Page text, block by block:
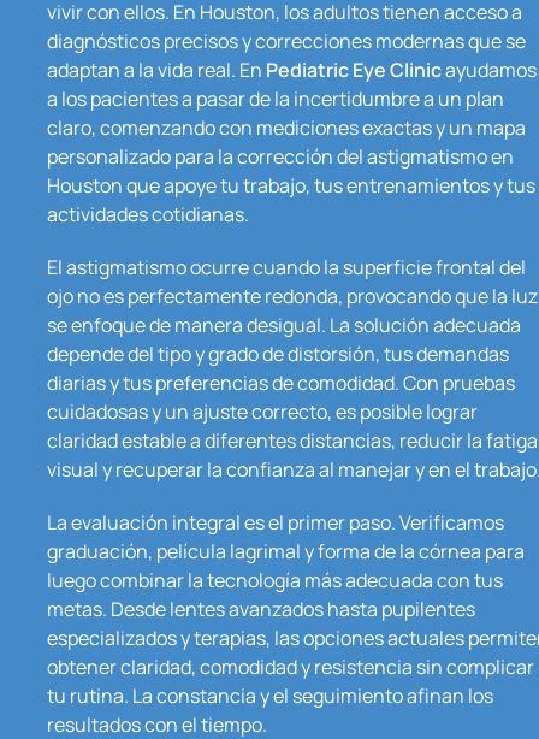
vivir con ellos. En Houston, los adultos tienen acceso a
diagnósticos precisos y correcciones modernas que se
adaptan a la vida real. En Pediatric Eye Clinicayudamos
a los pacientes a pasar de la incertidumbre a un plan
claro, comenzando con mediciones exactas y un mapa
personalizado para la corrección del astigmatismo en
Houston que apoye tu trabajo, tus entrenamientos y tus
actividades cotidianas.
El astigmatismo ocurre cuando la superficie frontal del
ojo no es perfectamente redonda, provocando que la luz
se enfoque de manera desigual. La solución adecuada
depende del tipo y grado de distorsión, tus demandas
diarias y tus preferencias de comodidad. Con pruebas
cuidadosas y un ajuste correcto, es posible lograr
claridad estable a diferentes distancias, reducir la fatiga
visual y recuperar la confianza al manejar y en el
La evaluación integral es el primer paso. Verificamos
graduación, película lagrimal y forma de la córnea para
luego combinar la tecnología más adecuada con tus
metas. Desde lentes avanzados hasta pupilentes
especializados y terapias, las opciones actuales
obtener claridad, comodidad y resistencia sin complicar
tu rutina. La constancia y el seguimiento afinan los
resultados con el tiempo.